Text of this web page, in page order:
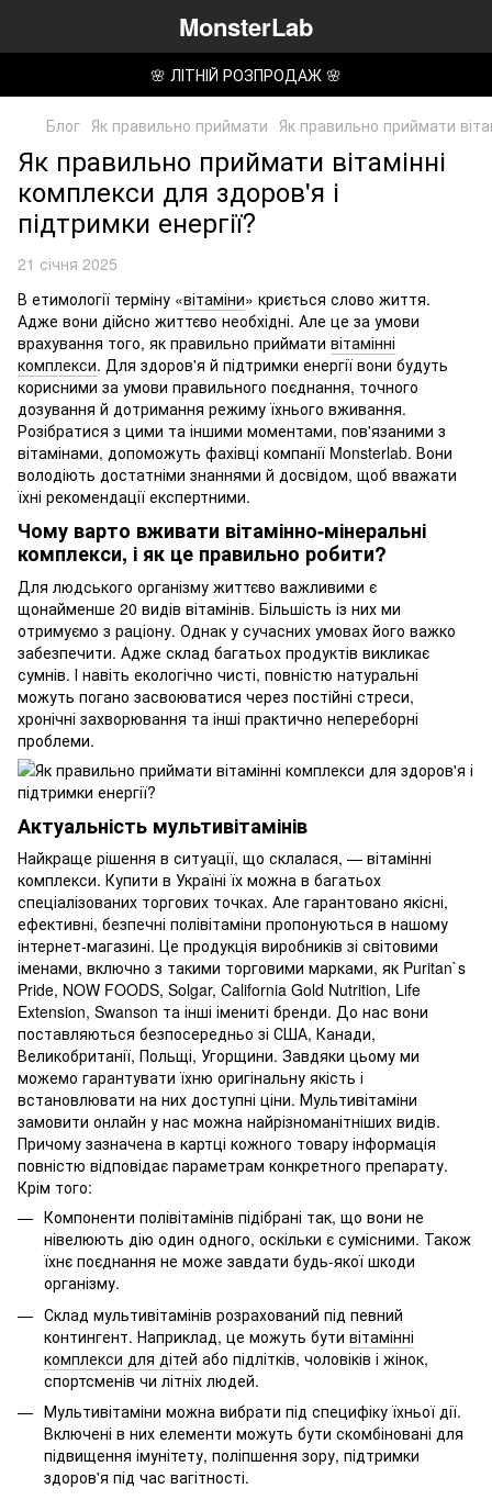
MonsterLab
🌸 ЛІТНІЙ РОЗПРОДАЖ 🌸
Блог Як правильно приймати Як правильно приймати
Як правильно приймати вітамінні
комплекси для здоров'я і
підтримки енергії?
21 січня 2025
В етимології терміну «вітаміни» криється слово життя.
Адже вони дійсно життєво необхідні. Але це за умови
врахування того, як правильно приймати вітамінні
комплекси. Для здоров'я й підтримки енергії вони будуть
корисними за умови правильного поєднання, точного
дозування й дотримання режиму їхнього вживання.
Розібратися з цими та іншими моментами, пов'язаними з
вітамінами, допоможуть фахівці компанії Monsterlab. Вони
володіють достатніми знаннями й досвідом, щоб вважати
їхні рекомендації експертними.
Чому варто вживати вітамінно-мінеральні
комплекси, і як це правильно робити?
Для людського організму життєво важливими є
щонайменше 20 видів вітамінів. Більшість із них ми
отримуємо з раціону. Однак у сучасних умовах його важко
забезпечити. Адже склад багатьох продуктів викликає
сумнів. І навіть екологічно чисті, повністю натуральні
можуть погано засвоюватися через постійні стреси,
хронічні захворювання та інші практично непереборні
проблеми.
Актуальність мультивітамінів
Найкраще рішення в ситуації, що склалася, — вітамінні
комплекси. Купити в Україні їх можна в багатьох
спеціалізованих торгових точках. Але гарантовано якісні,
ефективні, безпечні полівітаміни пропонуються в нашому
інтернет-магазині. Це продукція виробників зі світовими
іменами, включно з такими торговими марками, як Puritan`s
Pride, NOW FOODS, Solgar, California Gold Nutrition, Life
Extension, Swanson та інші імениті бренди. До нас вони
поставляються безпосередньо зі США, Канади,
Великобританії, Польщі, Угорщини. Завдяки цьому ми
можемо гарантувати їхню оригінальну якість і
встановлювати на них доступні ціни. Мультивітаміни
замовити онлайн у нас можна найрізноманітніших видів.
Причому зазначена в картці кожного товару інформація
повністю відповідає параметрам конкретного препарату.
Крім того:
Компоненти полівітамінів підібрані так, що вони не
нівелюють дію один одного, оскільки є сумісними. Також
їхнє поєднання не може завдати будь-якої шкоди
організму.
Склад мультивітамінів розрахований під певний
контингент. Наприклад, це можуть бути вітамінні
комплекси для дітей або підлітків, чоловіків і жінок,
спортсменів чи літніх людей.
Мультивітаміни можна вибрати під специфіку їхньої дії.
Включені в них елементи можуть бути скомбіновані для
підвищення імунітету, поліпшення зору, підтримки
здоров'я під час вагітності.